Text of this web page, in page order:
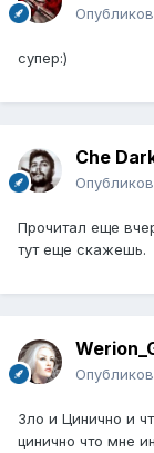
супер:)
Che
Прочитал еще
тут еще скажешь.
Зло и Цинично и
цинично что мне